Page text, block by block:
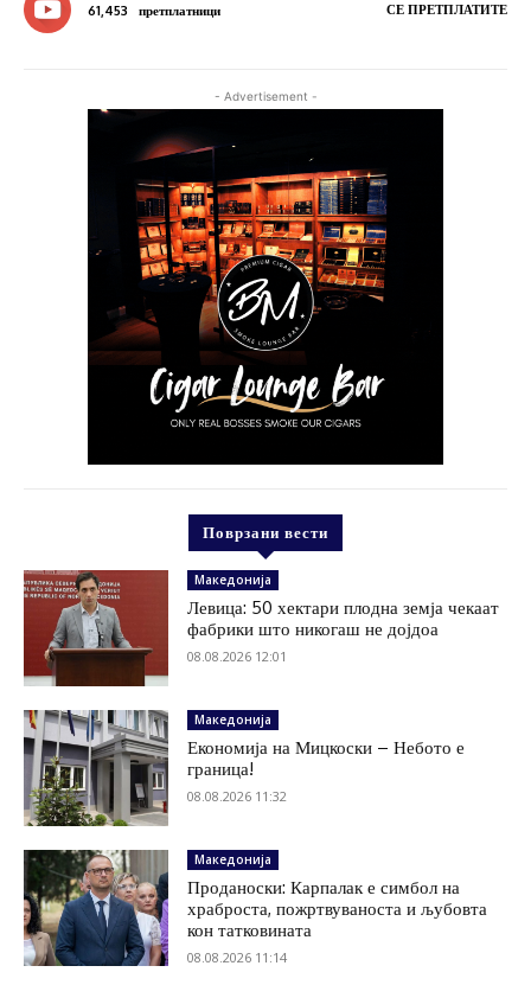
61,453 претплатници СЕ ПРЕТПЛАТИТЕ
- Advertisement -
Поврзани вести
Македонија
Левица: 50 хектари плодна земја чекаат
фабрики што никогаш не дојдоа
08.08.2026 12:01
Македонија
Економија на Мицкоски – Небото е
граница!
08.08.2026 11:32
Македонија
Проданоски: Карпалак е симбол на
храброста, пожртвуваноста и љубовта
кон татковината
08.08.2026 11:14